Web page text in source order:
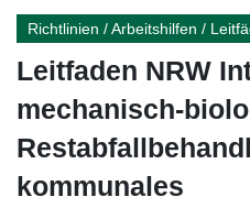
Richtlinien / Arbeitshilfen /
Leitfaden NRW
mechanisch-
kommunales